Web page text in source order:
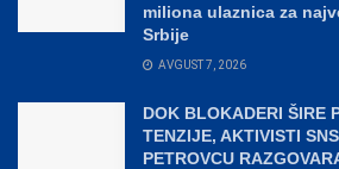
miliona ulaznica za
Srbije
AVGUST 7, 2026
DOK BLOKADERI ŠIRE
TENZIJE, AKTIVISTI
PETROVCU